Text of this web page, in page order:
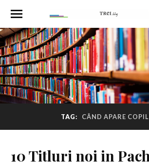
TAG: CÂND APARE
10 Titluri noi in